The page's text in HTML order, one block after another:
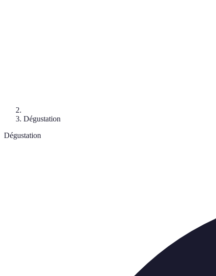
Dégustation
Dégustation